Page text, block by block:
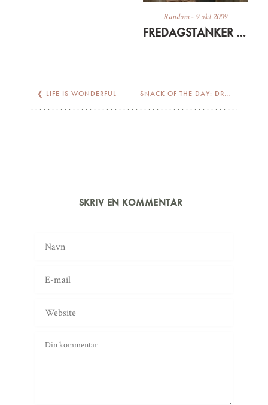
Random- 9 okt 2009
FREDAGSTANKER – HVOR BLIVER DE AF I WEEKENDEN?
❮ LIFE IS WONDERFUL SNACK OF THE DAY: DRESSED UP COTTAGE CHEESE
SKRIV EN KOMMENTAR